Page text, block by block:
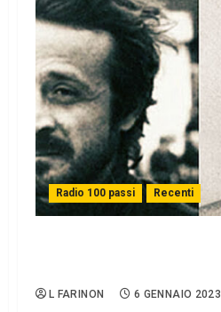
Radio 100 passi Recenti
L FARINON 6 GENNAIO 2023